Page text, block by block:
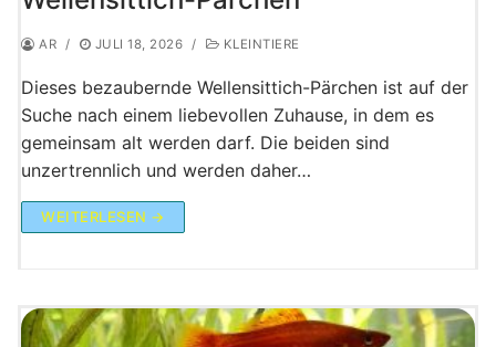
AR / JULI 18, 2026 / KLEINTIERE
Dieses bezaubernde Wellensittich-Pärchen ist auf der
Suche nach einem liebevollen Zuhause, in dem es
gemeinsam alt werden darf. Die beiden sind
unzertrennlich und werden daher…
WEITERLESEN →